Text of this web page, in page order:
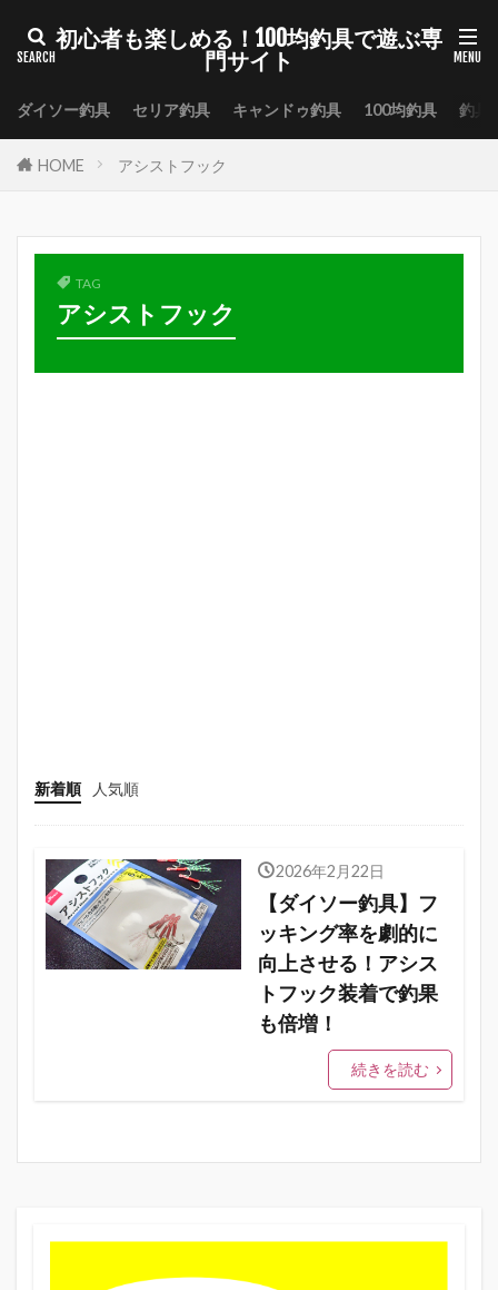
初心者も楽しめる！100均釣具で遊ぶ専
門サイト
ダイソー釣具 セリア釣具 キャンドゥ釣具 100均釣具 釣具
HOME アシストフック
TAG
アシストフック
新着順 人気順
2026年2月22日
【ダイソー釣具】フ
ッキング率を劇的に
向上させる！アシス
トフック装着で釣果
も倍増！
続きを読む